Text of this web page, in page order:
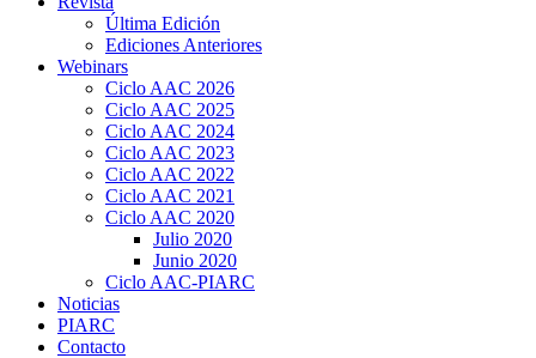
Última Edición
Ediciones Anteriores
Webinars
Ciclo AAC 2026
Ciclo AAC 2025
Ciclo AAC 2024
Ciclo AAC 2023
Ciclo AAC 2022
Ciclo AAC 2021
Ciclo AAC 2020
Julio 2020
Junio 2020
Ciclo AAC-PIARC
Noticias
PIARC
Contacto